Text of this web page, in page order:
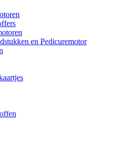
en Pedicuremotor